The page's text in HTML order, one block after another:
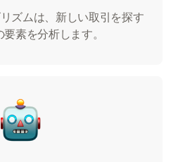
ズムは、新しい取引を探す
素を分析します。